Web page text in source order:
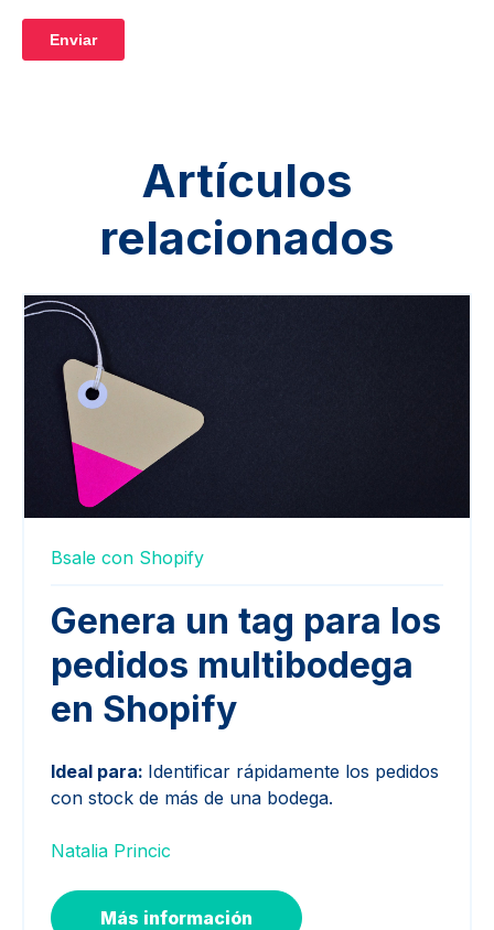
Artículos
relacionados
Bsale con Shopify
Genera un tag para los
pedidos multibodega
en Shopify
Ideal para: Identificar rápidamente los pedidos
con stock de más de una bodega.
Natalia Princic
Más información